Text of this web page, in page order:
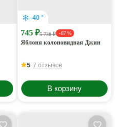
–40 °
745 ₽5 730 ₽ - 87 %
Яблоня колоновидная Джин
5 7 отзывов
В корзину